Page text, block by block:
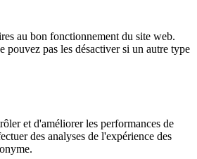
au bon fonctionnement du site web.
pouvez pas les désactiver si un autre type
et d'améliorer les performances de
des analyses de l'expérience des